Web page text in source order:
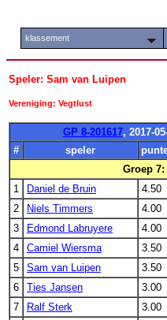
klassement
Speler: Sam van Luipen
Vereniging: Vegtlust
GP 8-201617, 2017-
#
speler
Groep 7:
1
Daniel de Bruin 4.50
2
Niels Timmers 4.00
3
Edmond Labruyere 4.00
4
Camiel Wiersma 3.50
5
Sam van Luipen 3.50
6
Ties Jansen 3.00
7
Ralf Sterk 3.00